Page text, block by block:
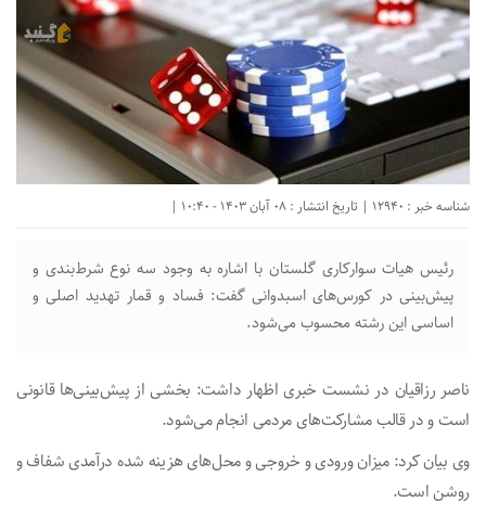
شناسه خبر : 12940 | تاریخ انتشار : 08 آبان 1403 - 10:40 |
رئیس هیات سوارکاری گلستان با اشاره به وجود سه نوع شرط‌بندی و
پیش‌بینی در کورس‌های اسبدوانی گفت: فساد و قمار تهدید اصلی و
اساسی این رشته محسوب می‌شود.
ناصر رزاقیان در نشست خبری اظهار داشت: بخشی از پیش‌بینی‌ها قانونی
است و در قالب مشارکت‌های مردمی انجام می‌شود.
وی بیان کرد: میزان ورودی و خروجی و محل‌های هزینه شده درآمدی شفاف و
روشن است.